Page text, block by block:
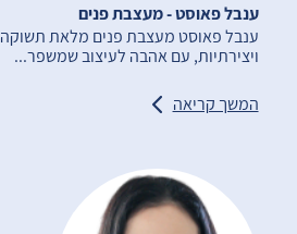
ענבל פאוסט - מעצבת פנים
ענבל פאוסט מעצבת פנים מלאת תשוקה
ויצירתיות, עם אהבה לעיצוב שמשפר...
המשך קריאה